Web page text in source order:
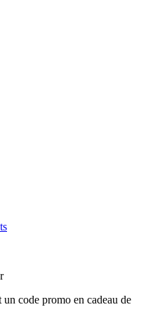
code promo en cadeau de